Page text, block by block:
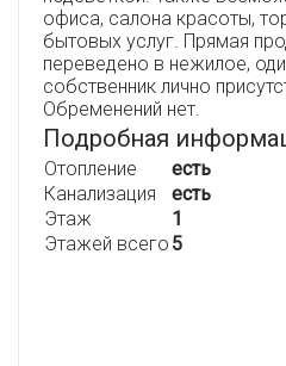
офиса, салона красоты,
бытовых услуг. Прямая
переведено в нежилое,
собственник лично
Обременений нет.
Подробная
Отопление
есть
Канализация
есть
Этаж
1
Этажей всего 5